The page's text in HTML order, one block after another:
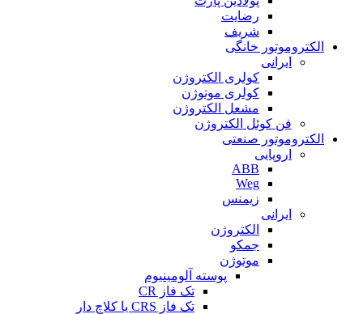
رضایت
شریف
الکتروموتور خانگی
ایرانی
کولری الکتروژن
کولری موتوژن
مشعل الکتروژن
فن کوئل الکتروژن
الکتروموتور صنعتی
اروپایی
ABB
Weg
زیمنس
ایرانی
الکتروژن
جمکو
موتوژن
پوسته آلومینیوم
تک فاز CR
تک فاز CRS یا کلاچ دار